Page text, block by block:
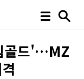
골드'…MZ